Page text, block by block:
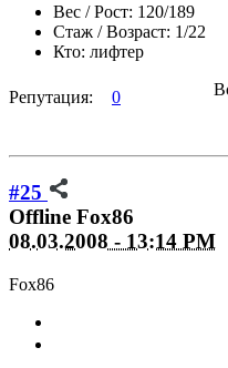
Вес / Рост: 120/189
Стаж / Возраст: 1/22
Кто: лифтер
Репутация: 0
#25
Offline Fox86
08.03.2008 - 13:14 PM
Fox86